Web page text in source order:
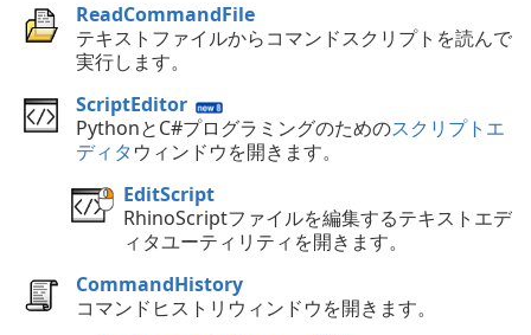
ReadCommandFile
テキストファイルからコマンドスクリプトを読んで
実行します。
ScriptEditor
PythonとC#プログラミングのためのスクリプトエ
ディタウィンドウを開きます。
EditScript
RhinoScriptファイルを編集するテキストエデ
ィタユーティリティを開きます。
CommandHistory
コマンドヒストリウィンドウを開きます。